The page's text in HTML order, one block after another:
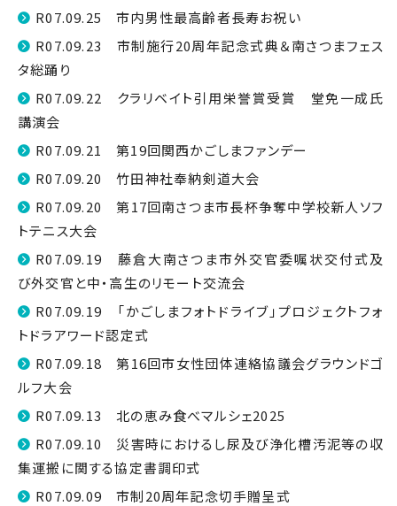
R07.09.25 市内男性最高齢者長寿お祝い
R07.09.23 市制施行20周年記念式典＆南さつまフェス
タ総踊り
R07.09.22 クラリベイト引用栄誉賞受賞 堂免一成氏
講演会
R07.09.21 第19回関西かごしまファンデー
R07.09.20 竹田神社奉納剣道大会
R07.09.20 第17回南さつま市長杯争奪中学校新人ソフ
トテニス大会
R07.09.19 藤倉大南さつま市外交官委嘱状交付式及
び外交官と中・高生のリモート交流会
R07.09.19 「かごしまフォトドライブ」プロジェクトフォ
トドラアワード認定式
R07.09.18 第16回市女性団体連絡協議会グラウンドゴ
ルフ大会
R07.09.13 北の恵み食べマルシェ2025
R07.09.10 災害時におけるし尿及び浄化槽汚泥等の収
集運搬に関する協定書調印式
R07.09.09 市制20周年記念切手贈呈式